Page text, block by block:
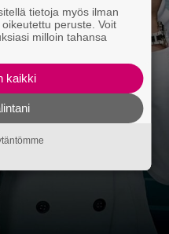
tietoja myös ilman
peruste. Voit
milloin tahansa
kaikki